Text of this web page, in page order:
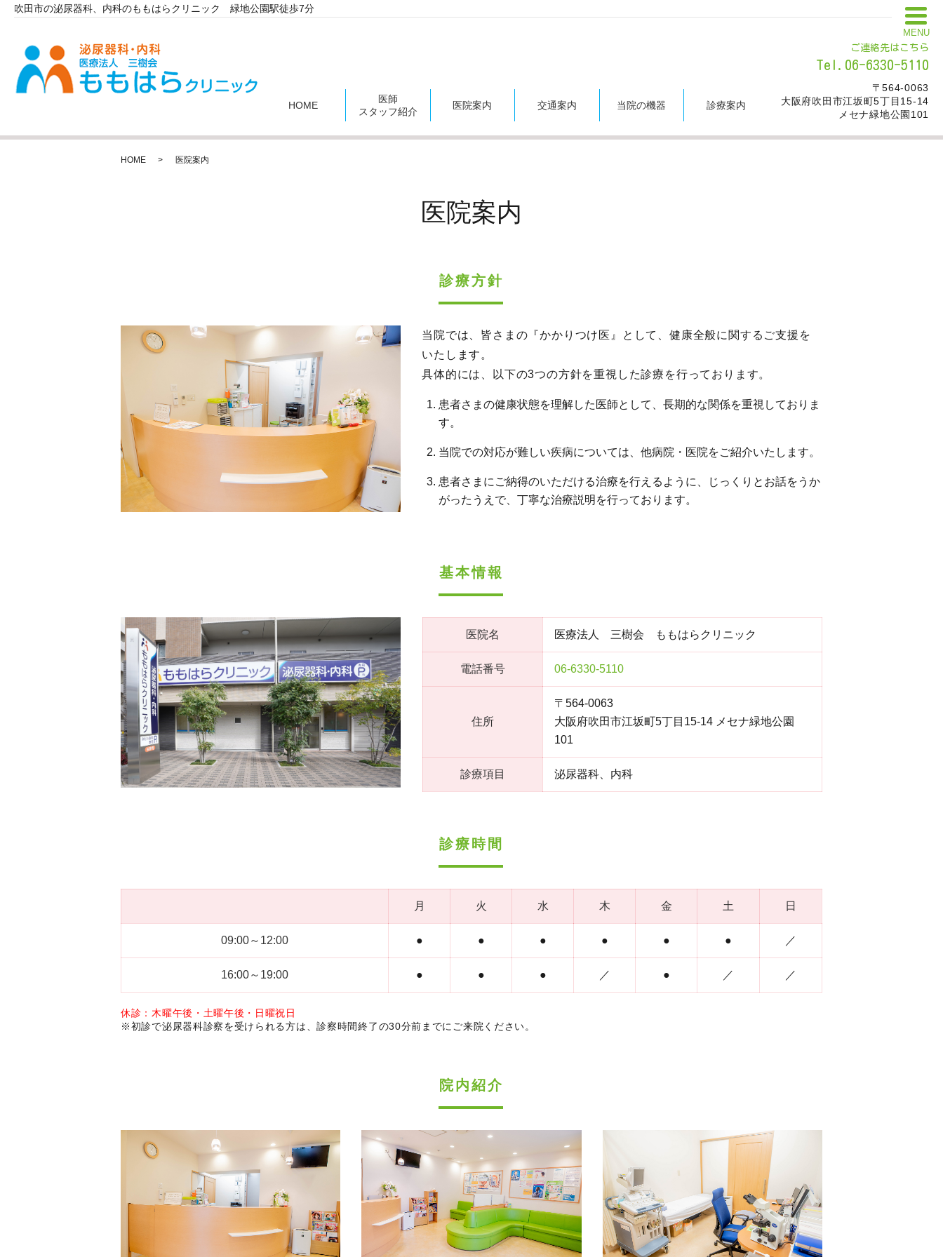
吹田市の泌尿器科、内科のももはらクリニック 緑地公園駅徒歩7分
HOME
医師
スタッフ紹介
医院案内 交通案内 当院の機器 診療案内
MENU
ご連絡先はこちら
Tel.06-6330-5110
〒564-0063
大阪府吹田市江坂町5丁目15-14
メセナ緑地公園101
HOME 医院案内
医院案内
診療方針
当院では、皆さまの『かかりつけ医』として、健康全般に関するご支援を
いたします。
具体的には、以下の3つの方針を重視した診療を行っております。
患者さまの健康状態を理解した医師として、長期的な関係を重視しておりま
す。
当院での対応が難しい疾病については、他病院・医院をご紹介いたします。
患者さまにご納得のいただける治療を行えるように、じっくりとお話をうか
がったうえで、丁寧な治療説明を行っております。
基本情報
医院名 医療法人 三樹会 ももはらクリニック
電話番号 06-6330-5110
住所
〒564-0063
大阪府吹田市江坂町5丁目15-14 メセナ緑地公園
101
診療項目 泌尿器科、内科
診療時間
月 火 水 木 金 土 日
09:00～12:00 ● ● ● ● ● ● ／
16:00～19:00 ● ● ● ／ ● ／ ／
休診：木曜午後・土曜午後・日曜祝日
※初診で泌尿器科診察を受けられる方は、診察時間終了の30分前までにご来院ください。
院内紹介